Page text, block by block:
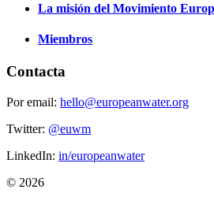
La misión del Movimiento
Miembros
Contacta
Por email: hello@europeanwater.org
Twitter: @euwm
LinkedIn: in/europeanwater
© 2026